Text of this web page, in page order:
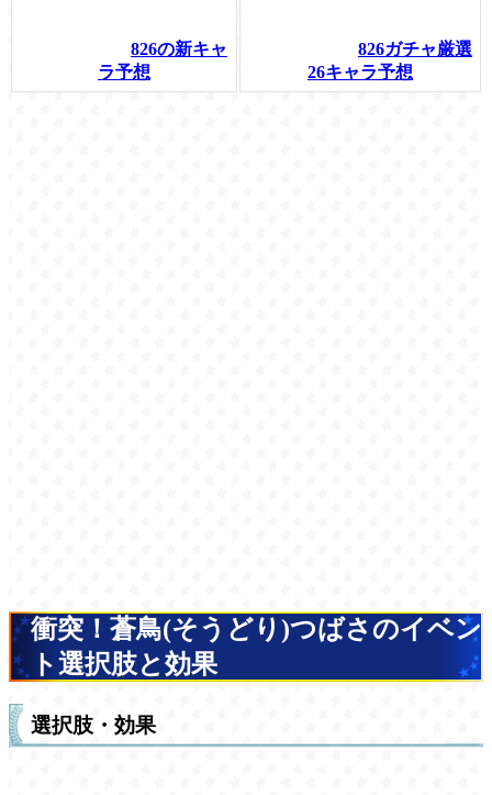
826の新キャ
ラ予想
826ガチャ厳選
26キャラ予想
衝突！蒼鳥(そうどり)つばさのイベン
ト選択肢と効果
選択肢・効果